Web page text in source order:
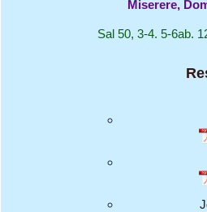
Miserere,
Sal 50, 3-4. 5-6ab.